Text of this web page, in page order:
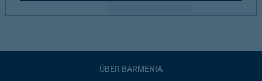
ÜBER BARMENIA